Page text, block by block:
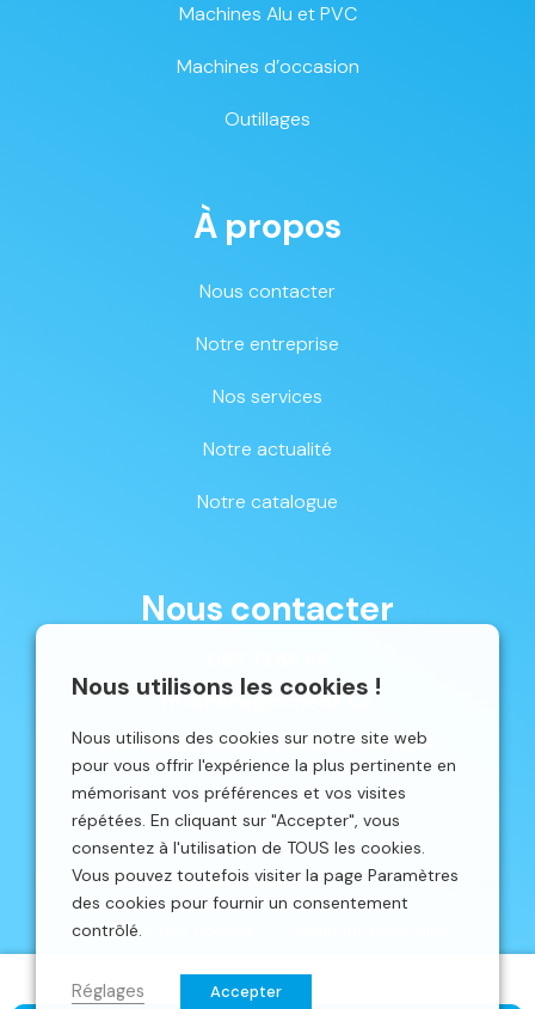
Nous utilisons les cookies !
Nous utilisons des cookies sur notre site web
pour vous offrir l'expérience la plus pertinente en
mémorisant vos préférences et vos visites
répétées. En cliquant sur "Accepter", vous
consentez à l'utilisation de TOUS les cookies.
Vous pouvez toutefois visiter la page Paramètres
des cookies pour fournir un consentement
contrôlé.
Réglages Accepter
Machines Alu et PVC
Machines d’occasion
Outillages
À propos
Nous contacter
Notre entreprise
Nos services
Notre actualité
Notre catalogue
Nous contacter
mschene@schene.be
Avenue du Parc 16 | 4650 CHAINEUX
©2026 Schêne. Site web réalisé parLocalisy Web Agency.
Politique des cookies